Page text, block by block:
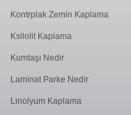
Kontrplak Zemin Kaplama
Ksilolit Kaplama
Kumtaşı Nedir
Laminat Parke Nedir
Linolyum Kaplama